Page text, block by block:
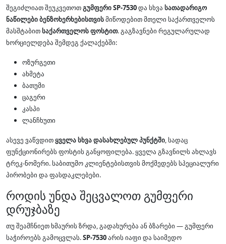
შეგიძლიათ შეუკვეთოთგუმფერი SP-7530და სხვა სათადარიგო
ნაწილები ბენზოხერხებისთვისმიწოდებით მთელი საქართველოს
მასშტაბითსაქართველოს ფოსტით. გაგზავნები რეგულარულად
ხორციელდება შემდეგ ქალაქებში:
ოზურგეთი
ახმეტა
ბათუმი
ცაგერი
კასპი
ლანჩხუთი
ასევე ვაწვდითყველა სხვა დასახლებულ პუნქტში, სადაც
ფუნქციონირებს ფოსტის განყოფილება. ყველა გზავნილს ახლავს
ტრეკ-ნომერი. საბითუმო კლიენტებისთვის მოქმედებს სპეციალური
პირობები და ფასდაკლებები.
როდის უნდა შეცვალოთ გუმფერი
დრუჯბაზე
თუ შეამჩნიეთ ხმაურის ზრდა, გადახურება ან ბზარები — გუმფერი
საჭიროებს გამოცვლას.SP-7530არის იაფი და საიმედო